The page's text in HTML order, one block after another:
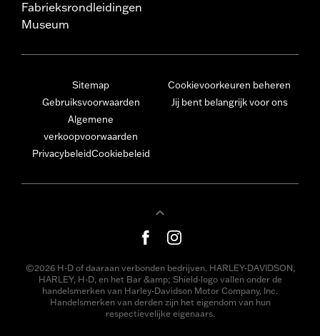
Fabrieksrondleidingen
Museum
Sitemap
Gebruiksvoorwaarden
Algemene
verkoopvoorwaarden
PrivacybeleidCookiebeleid
Cookievoorkeuren beheren
Jij bent belangrijk voor ons
©2026 H-D of daaraan verbonden bedrijven. HARLEY-DAVIDSON,
HARLEY, H-D, en het Bar &amp; Shield-logo vallen onder de
handelsmerken van Harley-Davidson Motor Company, Inc.
Handelsmerken van derden zijn het eigendom van hun
respectievelijke eigenaars.